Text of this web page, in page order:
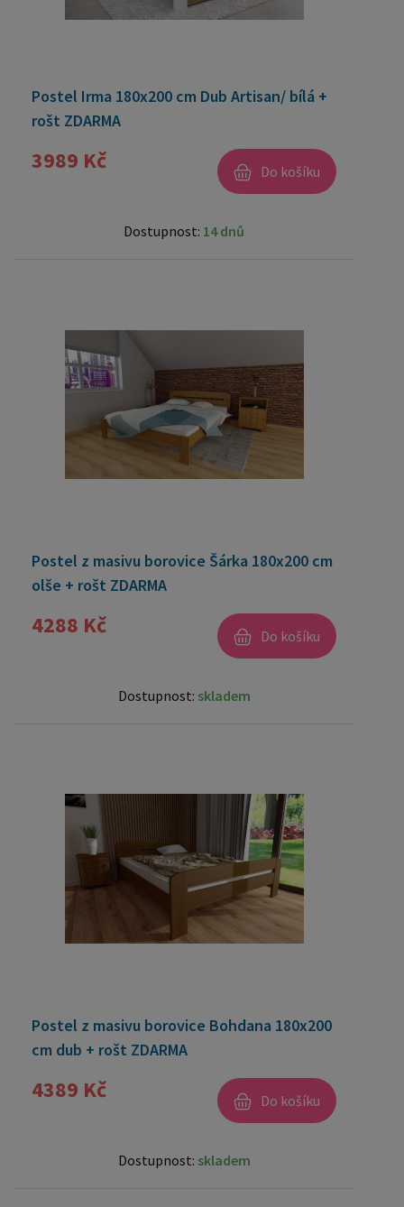
Postel Irma 180x200 cm Dub Artisan/ bílá +
rošt ZDARMA
3989 Kč Do košíku
Dostupnost: 14 dnů
Postel z masivu borovice Šárka 180x200 cm
olše + rošt ZDARMA
4288 Kč Do košíku
Dostupnost: skladem
Postel z masivu borovice Bohdana 180x200
cm dub + rošt ZDARMA
4389 Kč Do košíku
Dostupnost: skladem